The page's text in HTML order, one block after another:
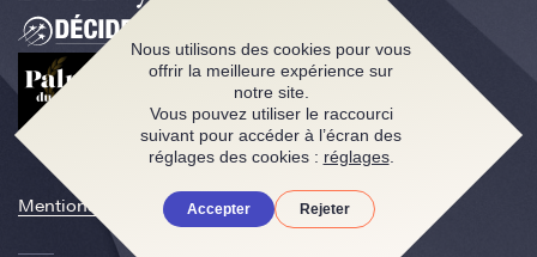
Mentions légales
Nous utilisons des cookies pour vous
offrir la meilleure expérience sur
notre site.
Vous pouvez utiliser le raccourci
suivant pour accéder à l’écran des
réglages des cookies : réglages.
Accepter Rejeter